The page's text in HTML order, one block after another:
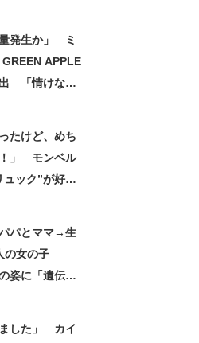
量発生か」 ミ
APPLE
「情けない
たけど、めち
」 モンベル
ュック”が好
パとママ→生
の女の子
に「遺伝っ
ました」 カイ